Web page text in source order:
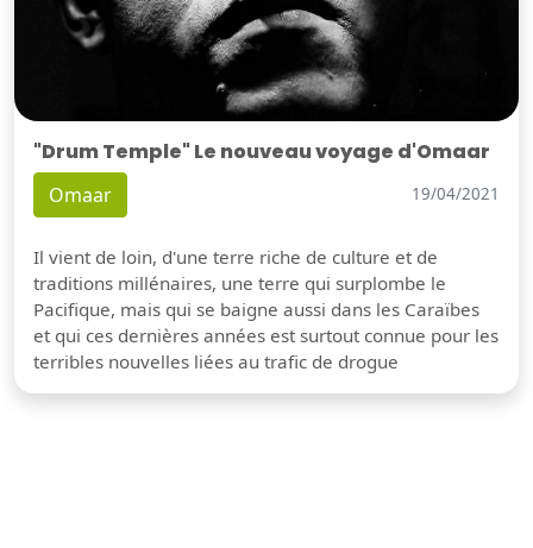
"Drum Temple" Le nouveau voyage d'Omaar
Omaar 19/04/2021
Il vient de loin, d'une terre riche de culture et de
traditions millénaires, une terre qui surplombe le
Pacifique, mais qui se baigne aussi dans les Caraïbes
et qui ces dernières années est surtout connue pour les
terribles nouvelles liées au trafic de drogue